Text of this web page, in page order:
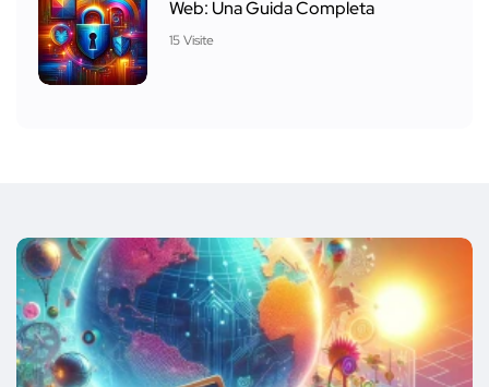
Web: Una Guida Completa
15 Visite